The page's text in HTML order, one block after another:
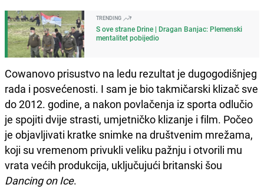
TRENDING
S ove strane Drine | Dragan Banjac: Plemenski
mentalitet pobijedio
Cowanovo prisustvo na ledu rezultat je dugogodišnjeg
rada i posvećenosti. I sam je bio takmičarski klizač sve
do 2012. godine, a nakon povlačenja iz sporta odlučio
je spojiti dvije strasti, umjetničko klizanje i film. Počeo
je objavljivati kratke snimke na društvenim mrežama,
koji su vremenom privukli veliku pažnju i otvorili mu
vrata većih produkcija, uključujući britanski šou
Dancing on Ice.